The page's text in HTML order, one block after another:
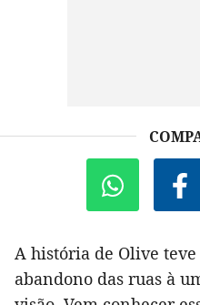
A história de Olive
abandono das ruas à